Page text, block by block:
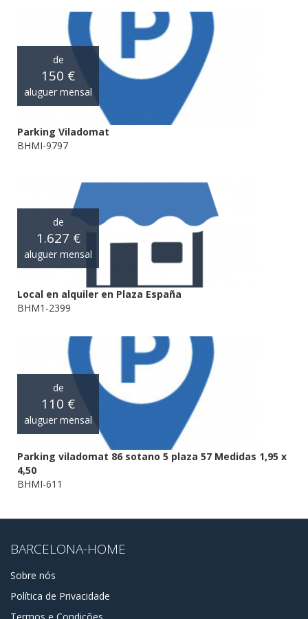
de
150 €
aluguer mensal
Parking Viladomat
BHMI-9797
de
1.627 €
aluguer mensal
Local en alquiler en Plaza España
BHM1-2399
de
110 €
aluguer mensal
Parking viladomat 86 sotano 5 plaza 57 Medidas 1,95 x
4,50
BHMI-611
BARCELONA-HOME
Sobre nós
Política de Privacidade